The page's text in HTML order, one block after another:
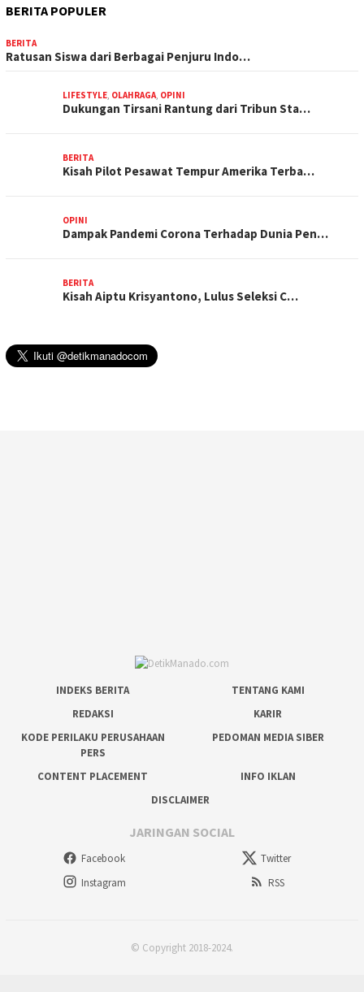
BERITA POPULER
BERITA
Ratusan Siswa dari Berbagai Penjuru Indo…
LIFESTYLE, OLAHRAGA, OPINI
Dukungan Tirsani Rantung dari Tribun Sta…
BERITA
Kisah Pilot Pesawat Tempur Amerika Terba…
OPINI
Dampak Pandemi Corona Terhadap Dunia Pen…
BERITA
Kisah Aiptu Krisyantono, Lulus Seleksi C…
INDEKS BERITA
TENTANG KAMI
REDAKSI
KARIR
KODE PERILAKU PERUSAHAAN
PERS
PEDOMAN MEDIA SIBER
CONTENT PLACEMENT
INFO IKLAN
DISCLAIMER
JARINGAN SOCIAL
Facebook
Twitter
Instagram
RSS
© Copyright 2018-2024.